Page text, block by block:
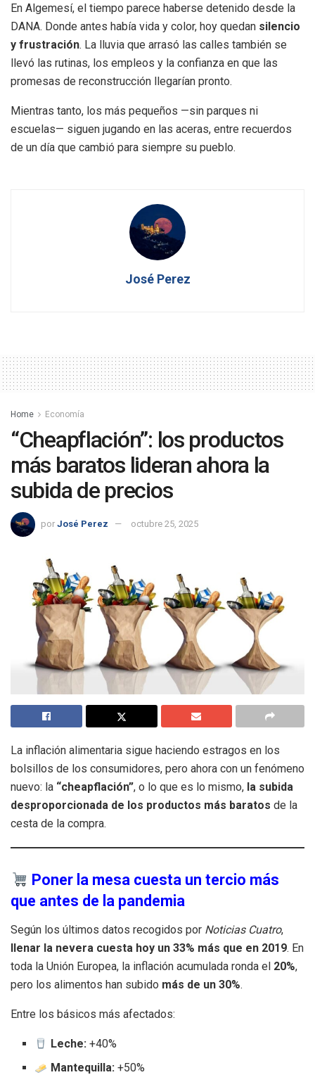
En Algemesí, el tiempo parece haberse detenido desde la
DANA. Donde antes había vida y color, hoy quedan silencio
y frustración. La lluvia que arrasó las calles también se
llevó las rutinas, los empleos y la confianza en que las
promesas de reconstrucción llegarían pronto.
Mientras tanto, los más pequeños —sin parques ni
escuelas— siguen jugando en las aceras, entre recuerdos
de un día que cambió para siempre su pueblo.
José Perez
Home Economía
“Cheapflación”: los productos
más baratos lideran ahora la
subida de precios
por José Perez octubre 25, 2025
La inflación alimentaria sigue haciendo estragos en los
bolsillos de los consumidores, pero ahora con un fenómeno
nuevo: la “cheapflación”, o lo que es lo mismo, la subida
desproporcionada de los productos más baratos de la
cesta de la compra.
Poner la mesa cuesta un tercio más
que antes de la pandemia
Según los últimos datos recogidos por Noticias Cuatro,
llenar la nevera cuesta hoy un 33% más que en 2019. En
toda la Unión Europea, la inflación acumulada ronda el 20%,
pero los alimentos han subido más de un 30%.
Entre los básicos más afectados:
Leche:+40%
Mantequilla:+50%